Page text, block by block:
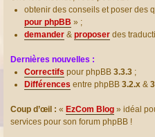
obtenir des conseils et poser des
pour phpBB » ;
demander & proposer des
Dernières nouvelles :
Correctifs pour phpBB 3.3.3 ;
Différences entre phpBB 3.2.x &
Coup d’œil : « EzCom Blog » idéal
services pour son forum phpBB !